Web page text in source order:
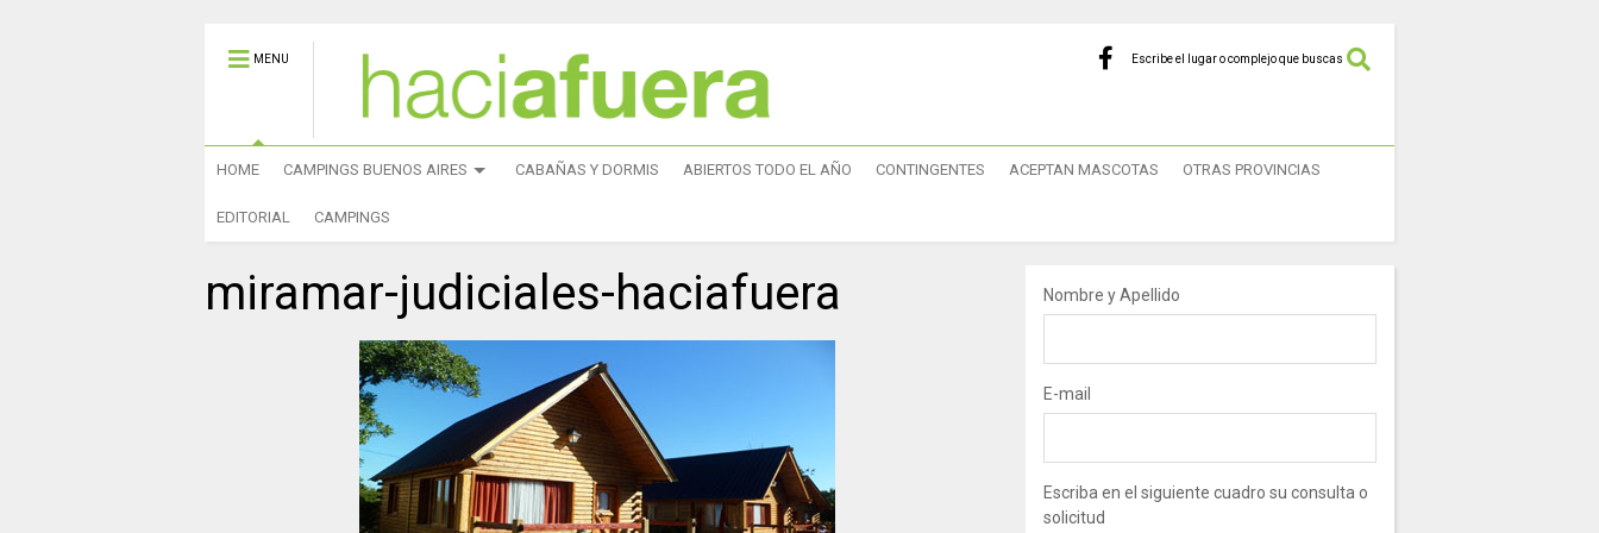
MENU Escribe el lugar o complejo que buscas
HOME CAMPINGS BUENOS AIRES CABAÑAS Y DORMIS ABIERTOS TODO EL AÑO CONTINGENTES ACEPTAN MASCOTAS OTRAS PROVINCIAS
EDITORIAL CAMPINGS
miramar-judiciales-haciafuera Nombre y Apellido
E-mail
Escriba en el siguiente cuadro su consulta o
solicitud